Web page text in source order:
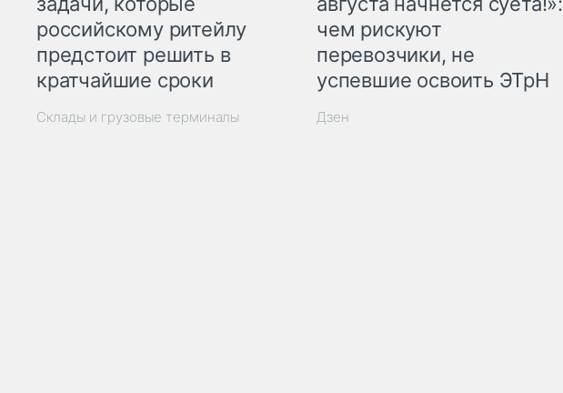
российскому ритейлу
предстоит решить в
кратчайшие сроки
Склады и грузовые терминалы
чем рискуют
перевозчики, не
успевшие освоить ЭТрН
Дзен